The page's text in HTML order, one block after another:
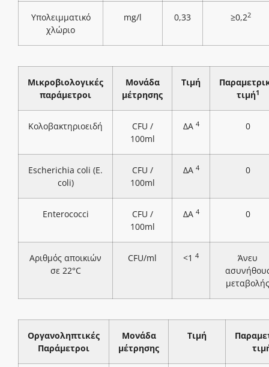
Υπολειμματικό
χλώριο
mg/l 0,33 ≥0,22
Μικροβιολογικές
παράμετροι
Μονάδα
μέτρησης
Τιμή
τιμή1
Κολοβακτηριοειδή
CFU /
100ml
ΔΑ 4 0
Escherichia coli (E.
coli)
CFU /
100ml
ΔΑ 4 0
Enterococci
CFU /
100ml
ΔΑ 4 0
Αριθμός αποικιών
σε 22°C
CFU/ml <1 4
Άνευ
μεταβολής
Οργανοληπτικές
Παράμετροι
Μονάδα
μέτρησης
Τιμή